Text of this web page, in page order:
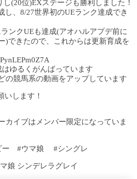
(20位)EXステージも勝利しました！
し、8/27世界初のUEランク達成でき
ンクUEも達成(アオハルアプデ前に
)できたので、これからは更新育成を
ゆるくがんばっています
の競馬系の動画をアップしています
いします！
カイブはメンバー限定になっていま
ー #ウマ娘 #シングレ
娘 シンデレラグレイ